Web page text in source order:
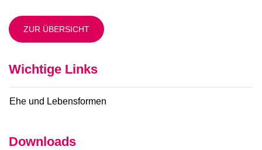
ZUR ÜBERSICHT
Wichtige Links
Ehe und Lebensformen
Downloads